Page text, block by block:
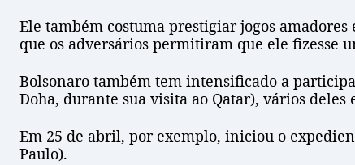
Ele também costuma prestigiar jogos
que os adversários permitiram que ele fizesse
Bolsonaro também tem intensificado a
Doha, durante sua visita ao Qatar), vários deles
Em 25 de abril, por exemplo, iniciou o
Paulo).